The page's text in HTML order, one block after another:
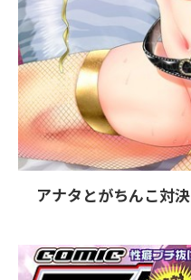
アナタとがちんこ対決